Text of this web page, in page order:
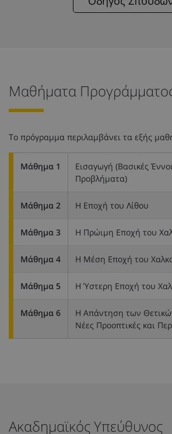
Μαθήματα
Το πρόγραμμα περιλαμβάνει τα εξής
Μάθημα 1
Εισαγωγή (Βασικές
Προβλήματα)
Μάθημα 2 Η Εποχή του Λίθου
Μάθημα 3 Η Πρώιμη Εποχή του
Μάθημα 4 Η Μέση Εποχή του
Μάθημα 5 Η Ύστερη Εποχή του
Μάθημα 6
Η Απάντηση των
Νέες Προοπτικές και
Ακαδημαϊκός Υπεύθυνος